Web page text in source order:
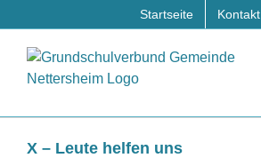
Inhalt
springen
Startseite Kontakt
X – Leute helfen uns